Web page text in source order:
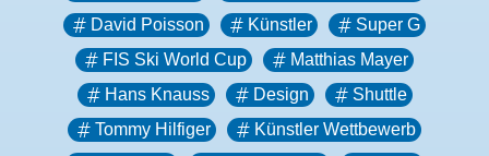
David Poisson
Künstler
Super G
FIS Ski World Cup
Matthias Mayer
Hans Knauss
Design
Shuttle
Tommy Hilfiger
Künstler Wettbewerb